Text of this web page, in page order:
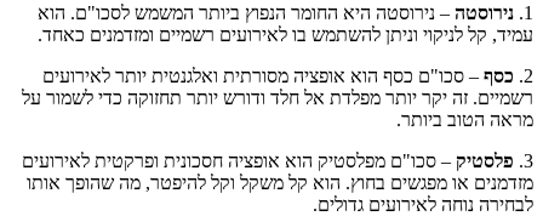
1. נירוסטה – נירוסטה היא החומר הנפוץ ביותר המשמש לסכו"ם. הוא
עמיד, קל לניקוי וניתן להשתמש בו לאירועים רשמיים ומזדמנים כאחד.
2. כסף – סכו"ם כסף הוא אופציה מסורתית ואלגנטית יותר לאירועים
רשמיים. זה יקר יותר מפלדת אל חלד ודורש יותר תחזוקה כדי לשמור על
מראה הטוב ביותר.
3. פלסטיק – סכו"ם מפלסטיק הוא אופציה חסכונית ופרקטית לאירועים
מזדמנים או מפגשים בחוץ. הוא קל משקל וקל להיפטר, מה שהופך אותו
לבחירה נוחה לאירועים גדולים.